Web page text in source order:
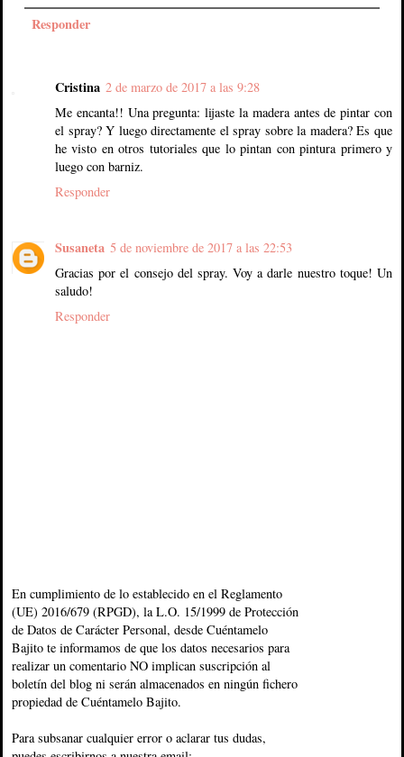
Responder
Cristina 2 de marzo de 2017 a las 9:28
Me encanta!! Una pregunta: lijaste la madera antes de pintar con
el spray? Y luego directamente el spray sobre la madera? Es que
he visto en otros tutoriales que lo pintan con pintura primero y
luego con barniz.
Responder
Susaneta 5 de noviembre de 2017 a las 22:53
Gracias por el consejo del spray. Voy a darle nuestro toque! Un
saludo!
Responder
En cumplimiento de lo establecido en el Reglamento
(UE) 2016/679 (RPGD), la L.O. 15/1999 de Protección
de Datos de Carácter Personal, desde Cuéntamelo
Bajito te informamos de que los datos necesarios para
realizar un comentario NO implican suscripción al
boletín del blog ni serán almacenados en ningún fichero
propiedad de Cuéntamelo Bajito.
Para subsanar cualquier error o aclarar tus dudas,